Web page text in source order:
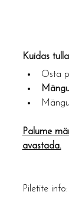
Kuidas
Osta
Palume
avastada.
Piletite info: